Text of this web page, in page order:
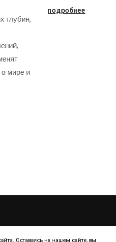
глубин,
мире и
подробнее
Оставаясь на нашем сайте, вы